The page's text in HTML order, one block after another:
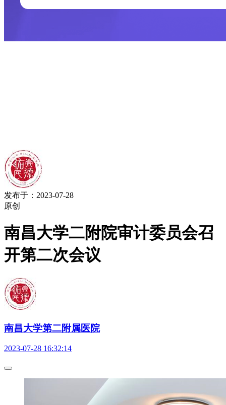
发布于：2023-07-28
原创
南昌大学二附院审计委员会召
开第二次会议
南昌大学第二附属医院
2023-07-28 16:32:14